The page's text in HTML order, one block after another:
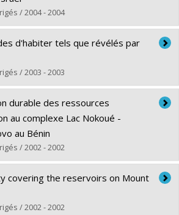
des «Senior Fellows», Landscape and
Oaks, Washington D.C.
du développement viable au
pour la conservation de la
de la qualité environnementale
Québec
public aviseur sur l’état de
Canada
au sein de la Fédération Internationale
(FIAP)
Society of Landscape Architecture
D.
dans Papyrus
/ 2004 - 2004
Michal
Sc. A.
dans Papyrus
d'habiter tels que révélés par
/ 2003 - 2003
Esther
Sc.
dans Papyrus
durable des ressources
au complexe Lac Nokoué -
au Bénin
/ 2002 - 2002
Christiane
D.
covering the reservoirs on Mount
/ 2002 - 2002